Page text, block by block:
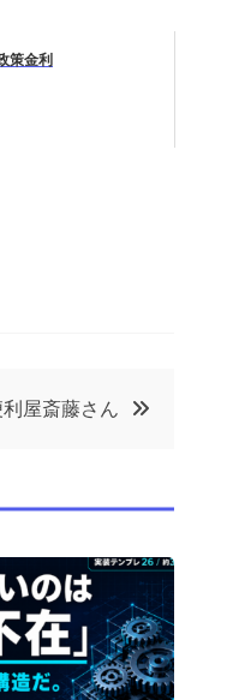
策金利
屋斎藤さん